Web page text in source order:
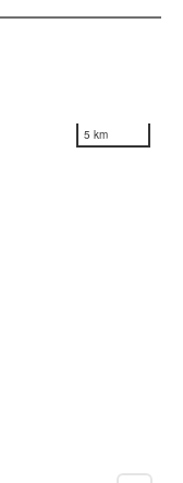
5 km